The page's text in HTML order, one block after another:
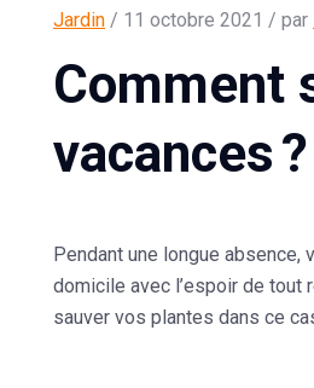
Jardin / 11 octobre 2021 / par
Comment
vacances ?
Pendant une longue
domicile avec l’espoir de tout
sauver vos plantes dans ce